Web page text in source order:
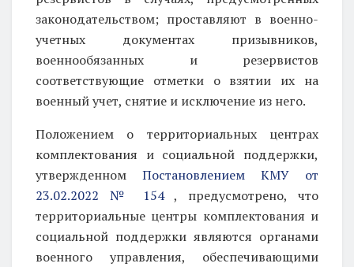
законодательством; проставляют в военно-
учетных документах призывников,
военнообязанных и резервистов
соответствующие отметки о взятии их на
военный учет, снятие и исключение из него.
Положением о территориальных центрах
комплектования и социальной поддержки,
утвержденном Постановлением КМУ от
23.02.2022 № 154, предусмотрено, что
территориальные центры комплектования и
социальной поддержки являются органами
военного управления, обеспечивающими